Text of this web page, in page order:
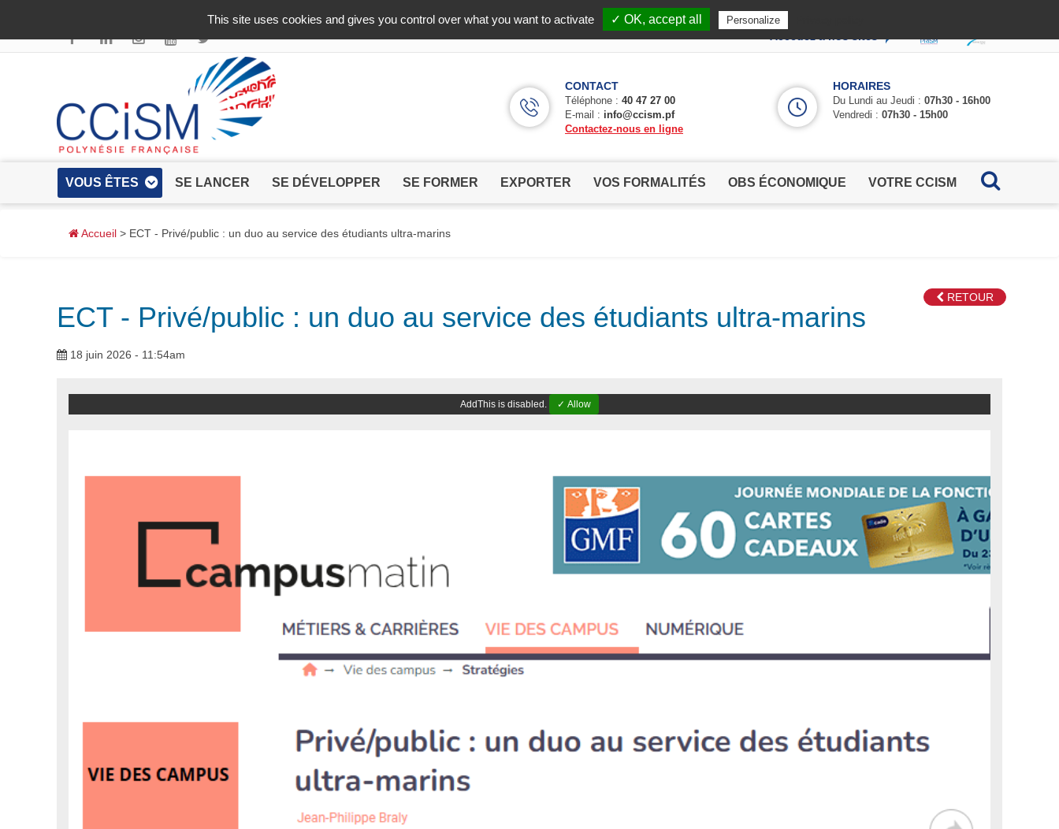
✓ Allow
CONTACT
Téléphone : 40 47 27 00
E-mail : info@ccism.pf
Contactez-nous en ligne
HORAIRES
Du Lundi au Jeudi : 07h30 - 16h00
Vendredi : 07h30 - 15h00
VOUS ÊTES SE LANCER SE DÉVELOPPER SE FORMER EXPORTER VOS FORMALITÉS OBS ÉCONOMIQUE VOTRE CCISM
Accueil > ECT - Privé/public : un duo au service des étudiants ultra-marins
RETOUR
ECT - Privé/public : un duo au service des étudiants ultra-marins
18 juin 2026 - 11:54am
AddThis is disabled. ✓ Allow
This site uses cookies and gives you control over what you want to activate ✓ OK, accept all Personalize